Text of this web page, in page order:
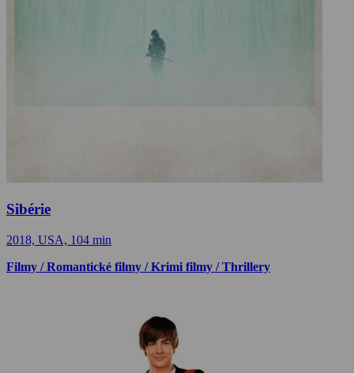
Sibérie
2018, USA, 104 min
Filmy / Romantické filmy / Krimi filmy / Thrillery